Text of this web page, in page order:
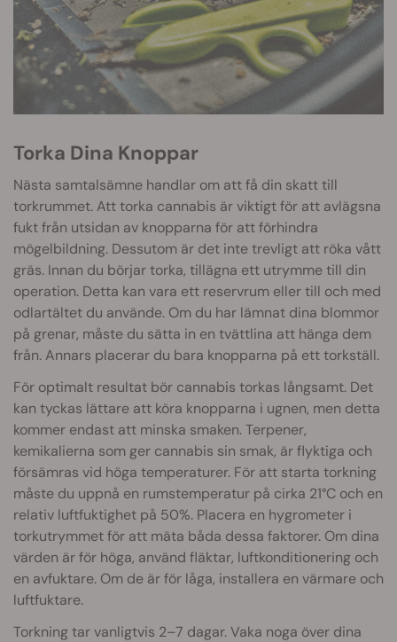
Torka Dina Knoppar
Nästa samtalsämne handlar om att få din skatt till
torkrummet. Att torka cannabis är viktigt för att avlägsna
fukt från utsidan av knopparna för att förhindra
mögelbildning. Dessutom är det inte trevligt att röka vått
gräs. Innan du börjar torka, tillägna ett utrymme till din
operation. Detta kan vara ett reservrum eller till och med
odlartältet du använde. Om du har lämnat dina blommor
på grenar, måste du sätta in en tvättlina att hänga dem
från. Annars placerar du bara knopparna på ett torkställ.
För optimalt resultat bör cannabis torkas långsamt. Det
kan tyckas lättare att köra knopparna i ugnen, men detta
kommer endast att minska smaken. Terpener,
kemikalierna som ger cannabis sin smak, är flyktiga och
försämras vid höga temperaturer. För att starta torkning
måste du uppnå en rumstemperatur på cirka 21°C och en
relativ luftfuktighet på 50%. Placera en hygrometer i
torkutrymmet för att mäta båda dessa faktorer. Om dina
värden är för höga, använd fläktar, luftkonditionering och
en avfuktare. Om de är för låga, installera en värmare och
luftfuktare.
Torkning tar vanligtvis 2–7 dagar. Vaka noga över dina